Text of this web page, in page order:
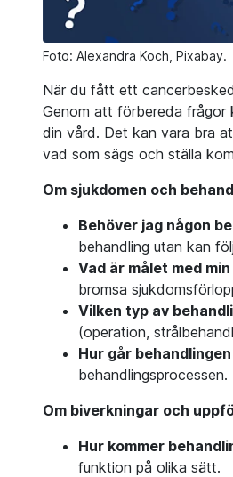
Foto: Alexandra Koch, Pixabay.
När du fått ett
Genom att förbereda frågor
din vård. Det kan vara bra
vad som sägs och ställa
Om sjukdomen och
Behöver jag någon
behandling utan kan
Vad är målet med
bromsa
Vilken typ av
(operation,
Hur går
behandlingsprocessen.
Om biverkningar och
Hur kommer
funktion på olika sätt.